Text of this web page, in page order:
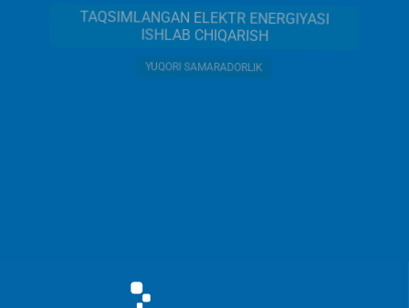
TAQSIMLANGAN ELEKTR ENERGIYASI
ISHLAB CHIQARISH
YUQORI SAMARADORLIK